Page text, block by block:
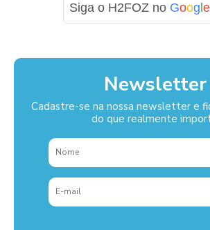
Siga o H2FOZ no Goog e
Newsletter
Cadastre-se na nossa newsletter e
do que realmente